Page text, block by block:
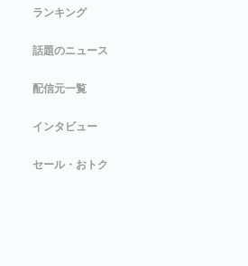
ランキング
話題のニュース
配信元一覧
インタビュー
セール・おトク